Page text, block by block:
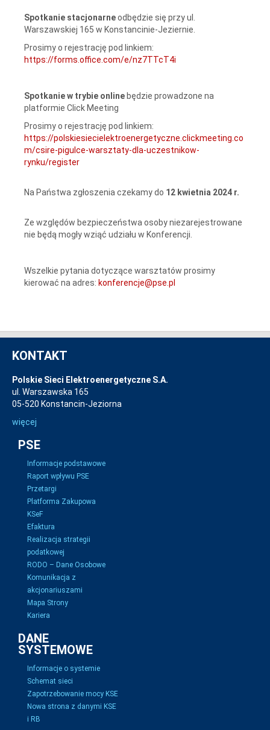
Spotkanie stacjonarneodbędzie się przy ul.
Warszawskiej 165 w Konstancinie-Jeziernie.
Prosimy o rejestrację pod linkiem:
https://forms.office.com/e/nz7TTcT4i
Spotkanie w trybie online będzie prowadzone na
platformie Click Meeting
Prosimy o rejestrację pod linkiem:
https://polskiesiecielektroenergetyczne.clickmeeting.co
m/csire-pigulce-warsztaty-dla-uczestnikow-
rynku/register
Na Państwa zgłoszenia czekamy do 12 kwietnia 2024 r.
Ze względów bezpieczeństwa osoby niezarejestrowane
nie będą mogły wziąć udziału w Konferencji.
Wszelkie pytania dotyczące warsztatów prosimy
kierować na adres: konferencje@pse.pl
KONTAKT
Polskie Sieci Elektroenergetyczne S.A.
ul. Warszawska 165
05-520 Konstancin-Jeziorna
więcej
PSE
Informacje podstawowe
Raport wpływu PSE
Przetargi
Platforma Zakupowa
KSeF
Efaktura
Realizacja strategii
podatkowej
RODO – Dane Osobowe
Komunikacja z
akcjonariuszami
Mapa Strony
Kariera
DANE
SYSTEMOWE
Informacje o systemie
Schemat sieci
Zapotrzebowanie mocy KSE
Nowa strona z danymi KSE
i RB